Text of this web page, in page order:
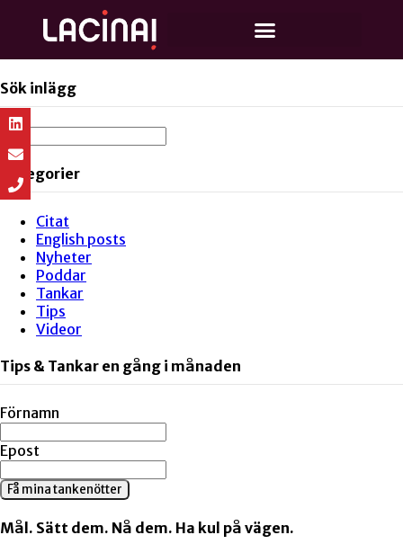
Sök inlägg
Kategorier
Citat
English posts
Nyheter
Poddar
Tankar
Tips
Videor
Tips & Tankar en gång i månaden
Förnamn
Epost
Få mina tankenötter
Mål. Sätt dem. Nå dem. Ha kul på vägen.